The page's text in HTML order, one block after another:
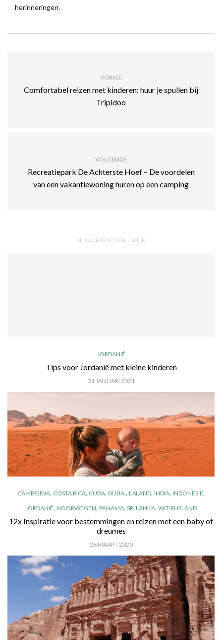
herinneringen.
VORIGE
Comfortabel reizen met kinderen: huur je spullen bij
Tripidoo
VOLGENDE
Recreatiepark De Achterste Hoef – De voordelen
van een vakantiewoning huren op een camping
MISSCHIEN OOK LEUK
JORDANIË
Tips voor Jordanië met kleine kinderen
31 JANUARI 2021
CAMBODJA, COSTA RICA, CUBA, DUBAI, IJSLAND, INDIA, INDONESIË,
JORDANIË, NOORWEGEN, PANAMA, SRI LANKA, WIT-RUSLAND
12x Inspiratie voor bestemmingen en reizen met een baby of
dreumes
26 MAART 2020